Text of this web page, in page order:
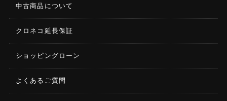
中古商品について
クロネコ延長保証
ショッピングローン
よくあるご質問